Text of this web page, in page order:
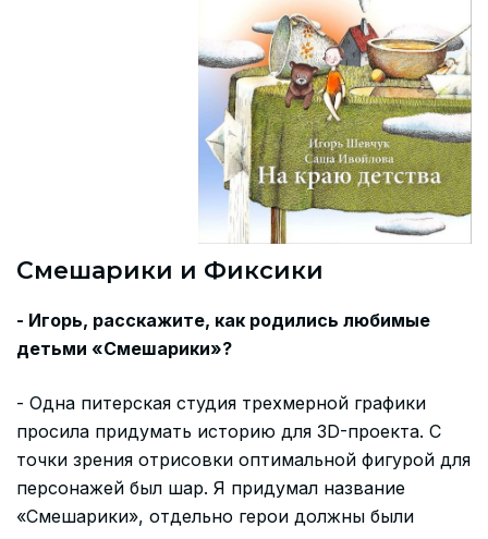
Смешарики и Фиксики
- Игорь, расскажите, как родились любимые
детьми «Смешарики»?
- Одна питерская студия трехмерной графики
просила придумать историю для 3D-проекта. С
точки зрения отрисовки оптимальной фигурой для
персонажей был шар. Я придумал название
«Смешарики», отдельно герои должны были